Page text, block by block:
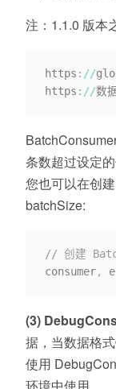
注：1.1.0 版本
https : //
https : //数
条数超过设定
您也可以在创
batchSize:
// 创建
consumer,
(3)
据，当数据格
使用
环境中使用